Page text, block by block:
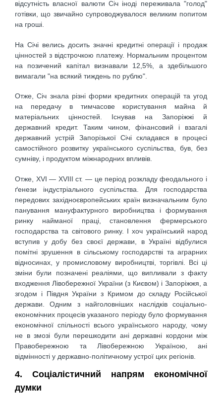
відсутність власної валюти Січ іноді переживала "голод"
готівки, що звичайно супроводжувалося великим попитом
на гроші.
На Січі велись досить значні кредитні операції і продаж
цінностей з відстрочкою платежу. Нормальним процентом
на позичений капітал визнавали 12,5%, а здебільшого
вимагали "на всякий тиждень по рублю".
Отже, Січ знала різні форми кредитних операцій та угод
на передачу в тимчасове користування майна й
матеріальних цінностей. Існував на Запоріжжі й
державний кредит. Таким чином, фінансовий і взагалі
державний устрій Запорізької Січі складався в процесі
самостійного розвитку українського суспільства, був, без
сумніву, і продуктом міжнародних впливів.
Отже, XVI — XVIII ст. — це період розкладу феодального і
ґенези індустріального суспільства. Для господарства
передових західноєвропейських країн визначальним було
панування мануфактурного виробництва і формування
ринку найманої праці, становлення фермерського
господарства та світового ринку. І хоч український народ
вступив у добу без своєї держави, в Україні відбулися
помітні зрушення в сільському господарстві та аграрних
відносинах, у промисловому виробництві, торгівлі. Всі ці
зміни були позначені реаліями, що випливали з факту
входження Лівобережної України (з Києвом) і Запоріжжя, а
згодом і Півдня України з Кримом до складу Російської
держави. Одним з найголовніших наслідків соціально-
економічних процесів указаного періоду було формування
економічної спільності всього українського народу, чому
не в змозі були перешкодити ані державні кордони між
Правобережною та Лівобережною Україною, ані
відмінності у державно-політичному устрої цих регіонів.
4. Соціалістичний напрям економічної
думки